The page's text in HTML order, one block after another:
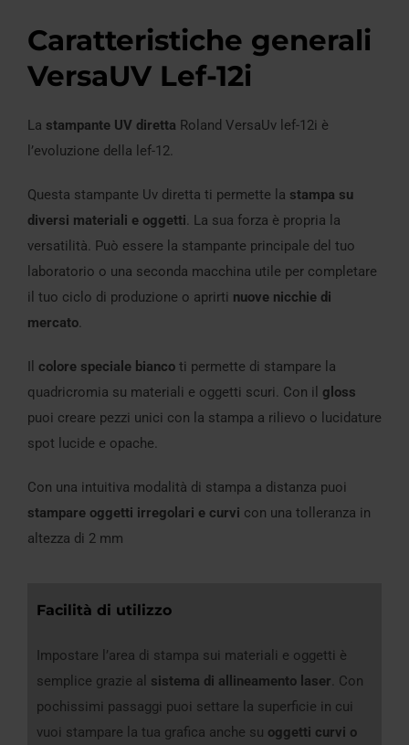
Caratteristiche generali
VersaUV Lef-12i
La stampante UV diretta Roland VersaUv lef-12i è
l’evoluzione della lef-12.
Questa stampante Uv diretta ti permette la stampa su
diversi materiali e oggetti. La sua forza è propria la
versatilità. Può essere la stampante principale del tuo
laboratorio o una seconda macchina utile per completare
il tuo ciclo di produzione o aprirti nuove nicchie di
mercato.
Il colore speciale bianco ti permette di stampare la
quadricromia su materiali e oggetti scuri. Con il gloss
puoi creare pezzi unici con la stampa a rilievo o lucidature
spot lucide e opache.
Con una intuitiva modalità di stampa a distanza puoi
stampare oggetti irregolari e curvi con una tolleranza in
altezza di 2 mm
Facilità di utilizzo
Impostare l’area di stampa sui materiali e oggetti è
semplice grazie al sistema di allineamento laser. Con
pochissimi passaggi puoi settare la superficie in cui
vuoi stampare la tua grafica anche su oggetti curvi o